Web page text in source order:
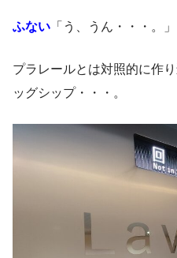
ふない 「う、うん・・・。」
プラレールとは対照的に作
ッグシップ・・・。